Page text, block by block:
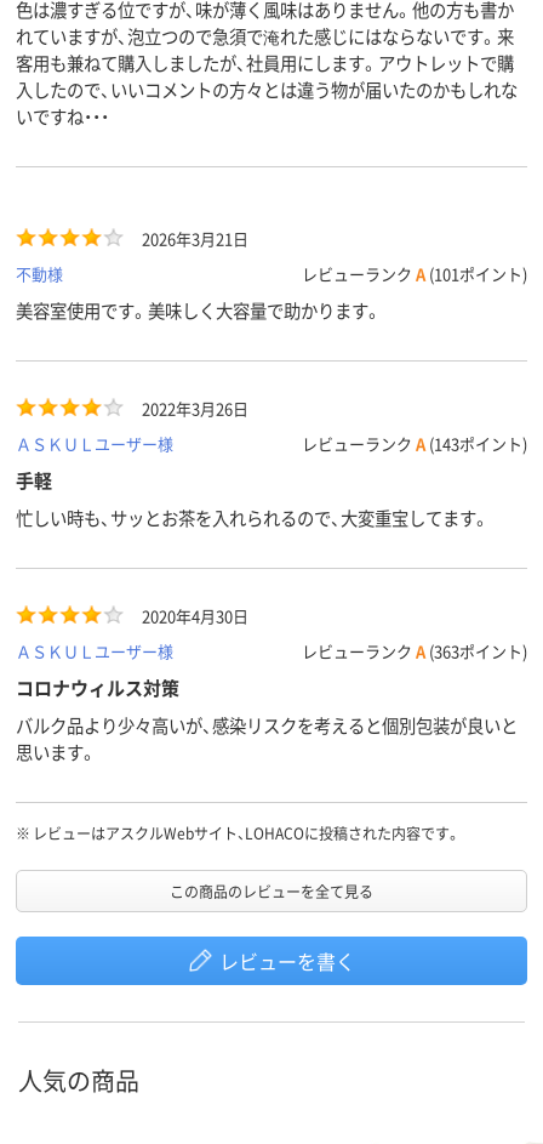
色は濃すぎる位ですが、味が薄く風味はありません。他の方も書か
れていますが、泡立つので急須で淹れた感じにはならないです。来
客用も兼ねて購入しましたが、社員用にします。アウトレットで購
入したので、いいコメントの方々とは違う物が届いたのかもしれな
いですね・・・
2026年3月21日
不動様
レビューランク A (101ポイント)
美容室使用です。美味しく大容量で助かります。
2022年3月26日
ＡＳＫＵＬユーザー様
レビューランク A (143ポイント)
手軽
忙しい時も、サッとお茶を入れられるので、大変重宝してます。
2020年4月30日
ＡＳＫＵＬユーザー様
レビューランク A (363ポイント)
コロナウィルス対策
バルク品より少々高いが、感染リスクを考えると個別包装が良いと
思います。
※ レビューはアスクルWebサイト、LOHACOに投稿された内容です。
この商品のレビューを全て見る
レビューを書く
人気の商品